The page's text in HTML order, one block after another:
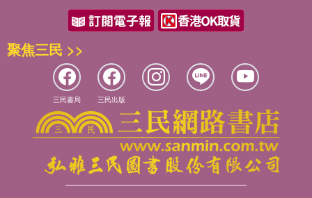
聚焦三民 >>
三民書局 三民出版